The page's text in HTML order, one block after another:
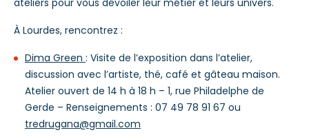
ateliers pour vous dévoiler leur métier et leurs univers.
À Lourdes, rencontrez :
Dima Green : Visite de l’exposition dans l’atelier,
discussion avec l’artiste, thé, café et gâteau maison.
Atelier ouvert de 14 h à 18 h – 1, rue Philadelphe de
Gerde – Renseignements : 07 49 78 91 67 ou
tredrugana@gmail.com